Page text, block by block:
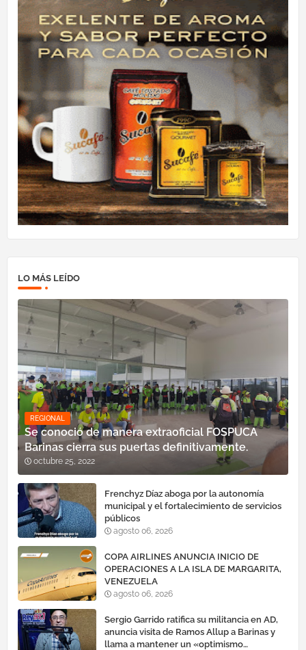
LO MÁS LEÍDO
REGIONAL
Se conoció de manera extraoficial FOSPUCA
Barinas cierra sus puertas definitivamente.
octubre 25, 2022
Frenchyz Díaz aboga por la autonomía
municipal y el fortalecimiento de servicios
públicos
agosto 06, 2026
COPA AIRLINES ANUNCIA INICIO DE
OPERACIONES A LA ISLA DE MARGARITA,
VENEZUELA
agosto 06, 2026
Sergio Garrido ratifica su militancia en AD,
anuncia visita de Ramos Allup a Barinas y
llama a mantener un «optimismo